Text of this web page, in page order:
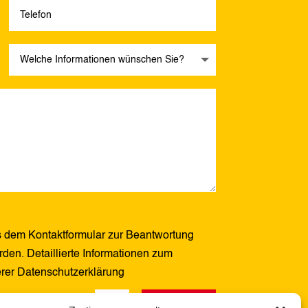
Kontaktformular zur Beantwortung
Detaillierte Informationen zum
Datenschutzerklärung
9 + 9 = Senden